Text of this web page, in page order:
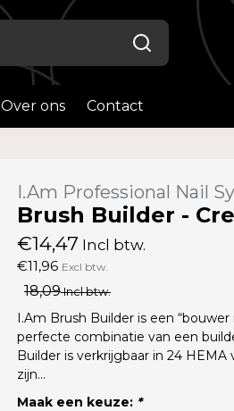
Over ons Contact
I.Am Professional Nail
Brush Builder -
€14,47 Incl btw.
€11,96 Excl btw.
18,09Incl btw.
I.Am Brush Builder is een
perfecte combinatie van een
Builder is verkrijgbaar in 24
zijn...
Maak een keuze: *